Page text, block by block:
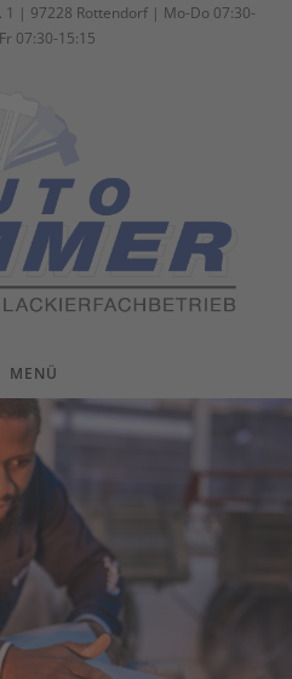
| 97228 Rottendorf | Mo-Do 07:30-
07:30-15:15
MENÜ